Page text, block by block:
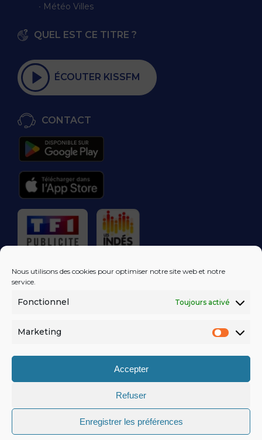
Nous utilisons des cookies pour optimiser notre site web et notre
service.
Fonctionnel Toujours activé
Marketing
Accepter
Refuser
Enregistrer les préférences
∙ Météo Villes
QUEL EST CE TITRE ?
ÉCOUTER KISSFM
CONTACT
RÉGIE PUBLICITAIRE
LES EXCLUS
DANS VOTRE
MENTIONS LÉGALES
POLITIQUE DE CONFIDENTIALITÉ